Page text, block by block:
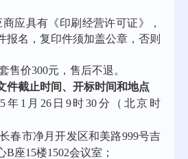
商应具有《印刷经营许可证》
，
报名，复印件须加盖公章，否则
售价300元，售后不退。
件截止时间、开标时间和地点
年1月26日9时30分（北京时
春市净月开发区和美路999号吉
座15楼1502会议室；